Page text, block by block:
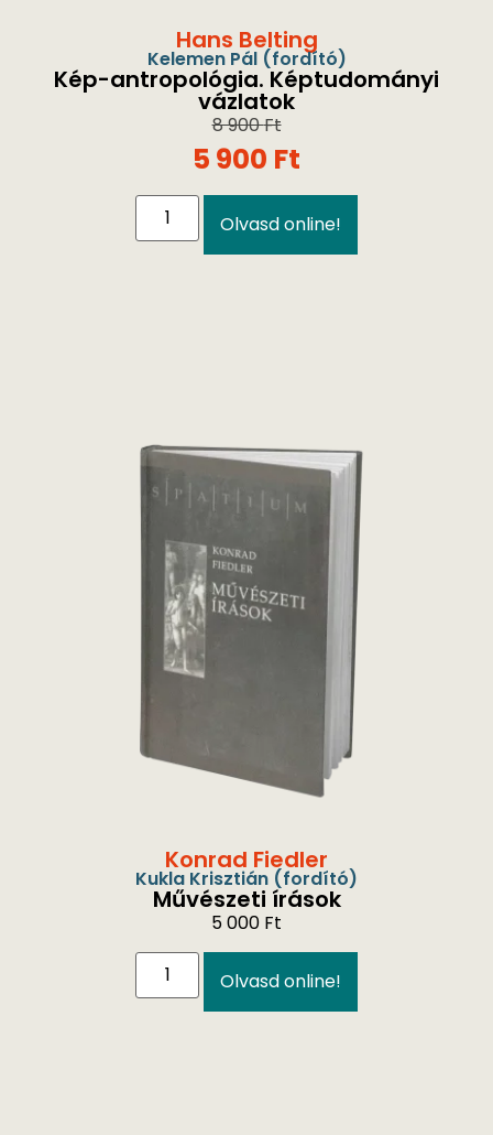
Hans Belting
Kelemen Pál(fordító)
Kép-antropológia. Képtudományi
vázlatok
8 900Ft
5 900 Ft
Olvasd online!
Konrad Fiedler
Kukla Krisztián (fordító)
Művészeti írások
5 000 Ft
Olvasd online!